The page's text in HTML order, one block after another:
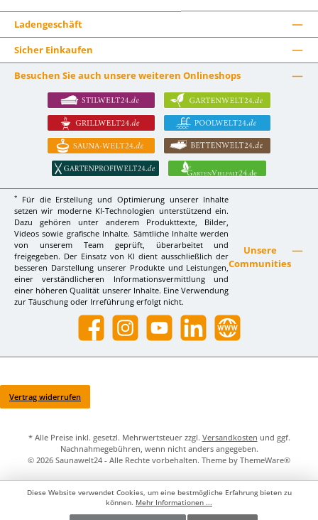
Ladengeschäft
Sicher Einkaufen
Besuchen Sie auch unsere weiteren Onlineshops
*
Für die Erstellung und Optimierung unserer Inhalte
setzen wir moderne KI-Technologien unterstützend ein.
Dazu gehören unter anderem Produkttexte, Bilder,
Videos sowie grafische Inhalte. Sämtliche Inhalte werden
von unserem Team geprüft, überarbeitet und
freigegeben. Der Einsatz von KI dient ausschließlich der
besseren Darstellung unserer Produkte und Leistungen,
einer verständlicheren Informationsvermittlung und
einer höheren Qualität unserer Inhalte. Eine Verwendung
zur Täuschung oder Irreführung erfolgt nicht.
Unsere
Communities
Facebook InstagramYouTube LinkedIn Website
Vertrag widerrufen
* Alle Preise inkl. gesetzl. Mehrwertsteuer zzgl. Versandkosten und ggf.
Nachnahmegebühren, wenn nicht anders angegeben.
© 2026 Saunawelt24 - Alle Rechte vorbehalten. Theme by ThemeWare®
Diese Website verwendet Cookies, um eine bestmögliche Erfahrung bieten zu
können. Mehr Informationen ...